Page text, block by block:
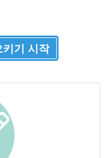
기 시작